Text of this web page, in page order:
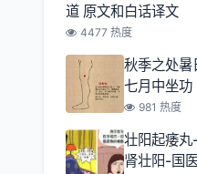
道 原文和白话译文
4477 热度
秋季之处暑
七月中坐功
981 热度
壮阳起痿
肾壮阳-国